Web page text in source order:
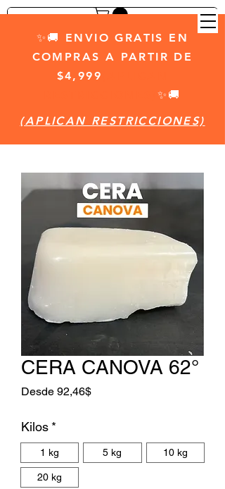
✨🚚 ENVIO GRATIS EN
COMPRAS A PARTIR DE
$4,999
✨🚚
(APLICAN RESTRICCIONES)
CERA CANOVA 62°
Desde 92,46$Precio de oferta
Kilos *
1 kg 5 kg 10 kg
20 kg